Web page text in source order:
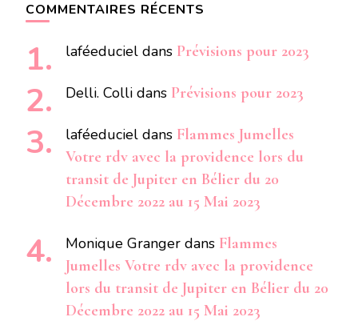
COMMENTAIRES RÉCENTS
laféeduciel dans Prévisions pour 2023
Delli. Colli dans Prévisions pour 2023
laféeduciel dans Flammes Jumelles
Votre rdv avec la providence lors du
transit de Jupiter en Bélier du 20
Décembre 2022 au 15 Mai 2023
Monique Granger dans Flammes
Jumelles Votre rdv avec la providence
lors du transit de Jupiter en Bélier du 20
Décembre 2022 au 15 Mai 2023